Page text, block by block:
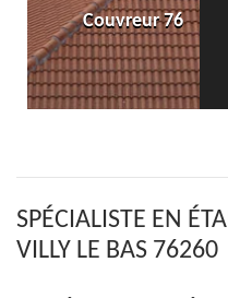
Couvreur 76
SPÉCIALISTE EN
VILLY LE BAS 76260